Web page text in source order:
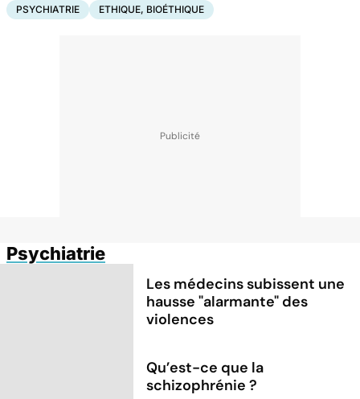
PSYCHIATRIE ETHIQUE, BIOÉTHIQUE
Psychiatrie
Les médecins subissent une
hausse "alarmante" des
violences
Qu’est-ce que la
schizophrénie ?